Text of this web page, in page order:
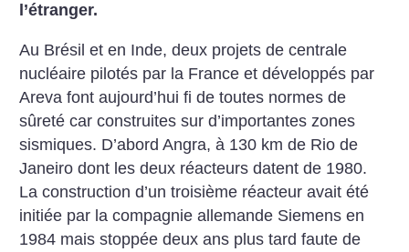
l’étranger.
Au Brésil et en Inde, deux projets de centrale
nucléaire pilotés par la France et développés par
Areva font aujourd’hui fi de toutes normes de
sûreté car construites sur d’importantes zones
sismiques. D’abord Angra, à 130 km de Rio de
Janeiro dont les deux réacteurs datent de 1980.
La construction d’un troisième réacteur avait été
initiée par la compagnie allemande Siemens en
1984 mais stoppée deux ans plus tard faute de